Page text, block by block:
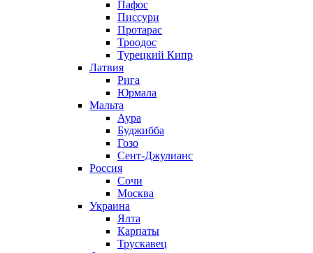
Пафос
Писсури
Протарас
Троодос
Турецкий Кипр
Латвия
Рига
Юрмала
Мальта
Аура
Буджибба
Гозо
Сент-Джулианс
Россия
Сочи
Москва
Украина
Ялта
Карпаты
Трускавец